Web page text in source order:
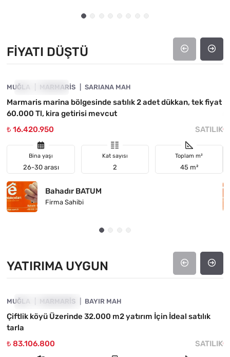
FIYATI DÜŞTÜ
FIYATI DÜŞTÜ
MUĞLA MARMARIS SARIANA MAH
Marmaris marina bölgesinde satılık 2 adet dükkan, tek fiyat
60.000 Tl, kira getirisi mevcut
₺ 16.420.950
SATILIK
Bina yaşı
26-30 arası
Kat sayısı
2
Toplam m²
45 m²
Bahadır BATUM
Firma Sahibi
₺
YATIRIMA UYGUN
YATIRIMA UYGUN
MUĞLA MARMARIS BAYIR MAH
Çiftlik köyü Üzerinde 32.000 m2 yatırım İçin İdeal satılık
tarla
₺ 83.106.800
SATILIK₺